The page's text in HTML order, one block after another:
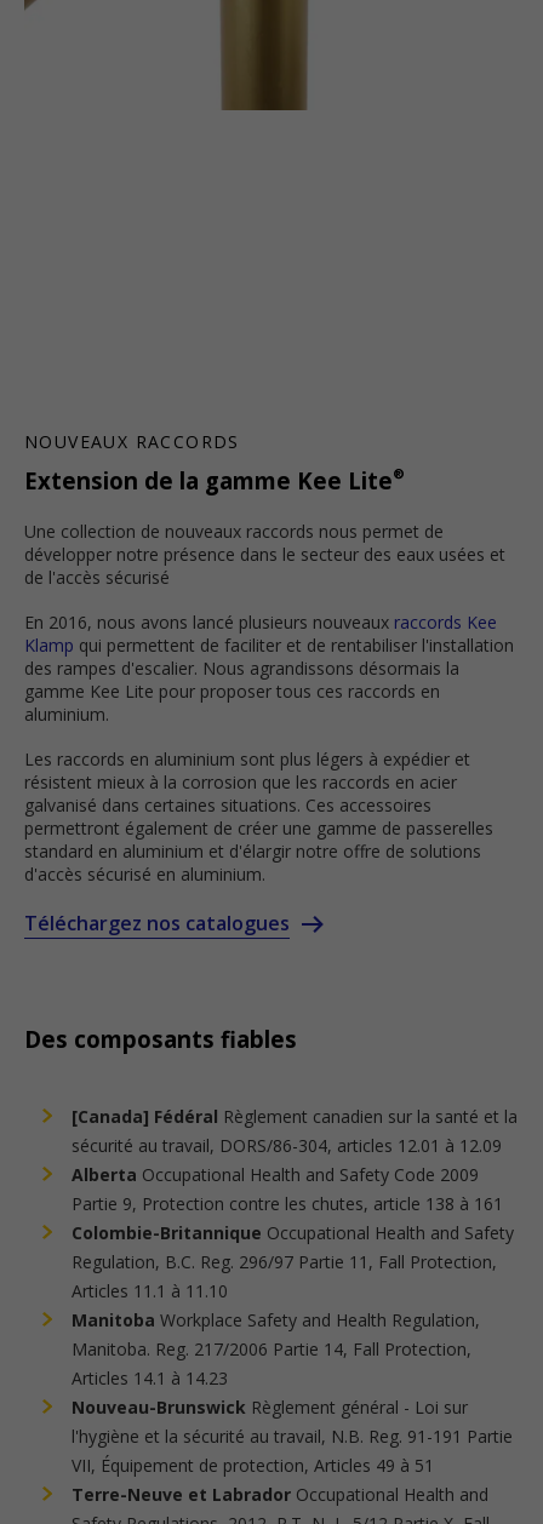
NOUVEAUX RACCORDS
Extension de la gamme Kee Lite®
Une collection de nouveaux raccords nous permet de
développer notre présence dans le secteur des eaux usées et
de l'accès sécurisé
En 2016, nous avons lancé plusieurs nouveaux raccords Kee
Klamp qui permettent de faciliter et de rentabiliser l'installation
des rampes d'escalier. Nous agrandissons désormais la
gamme Kee Lite pour proposer tous ces raccords en
aluminium.
Les raccords en aluminium sont plus légers à expédier et
résistent mieux à la corrosion que les raccords en acier
galvanisé dans certaines situations. Ces accessoires
permettront également de créer une gamme de passerelles
standard en aluminium et d'élargir notre offre de solutions
d'accès sécurisé en aluminium.
Téléchargez nos catalogues
Des composants fiables
[Canada] Fédéral Règlement canadien sur la santé et la
sécurité au travail, DORS/86-304, articles 12.01 à 12.09
Alberta Occupational Health and Safety Code 2009
Partie 9, Protection contre les chutes, article 138 à 161
Colombie-Britannique Occupational Health and Safety
Regulation, B.C. Reg. 296/97 Partie 11, Fall Protection,
Articles 11.1 à 11.10
Manitoba Workplace Safety and Health Regulation,
Manitoba. Reg. 217/2006 Partie 14, Fall Protection,
Articles 14.1 à 14.23
Nouveau-BrunswickRèglement général - Loi sur
l'hygiène et la sécurité au travail, N.B. Reg. 91-191 Partie
VII, Équipement de protection, Articles 49 à 51
Terre-Neuve et LabradorOccupational Health and